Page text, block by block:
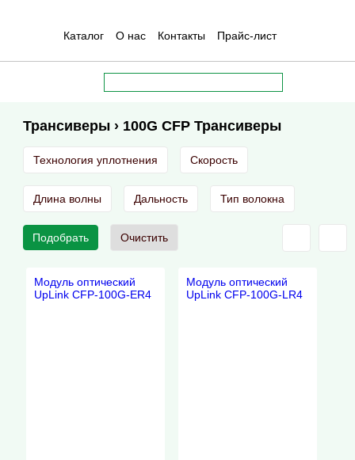
Каталог О нас Контакты Прайс-лист
Трансиверы › 100G CFP Трансиверы
Технология уплотнения Скорость
Длина волны Дальность Тип волокна
Подобрать Очистить
Модуль оптический
UpLink CFP-100G-ER4
Модуль оптический
UpLink CFP-100G-LR4